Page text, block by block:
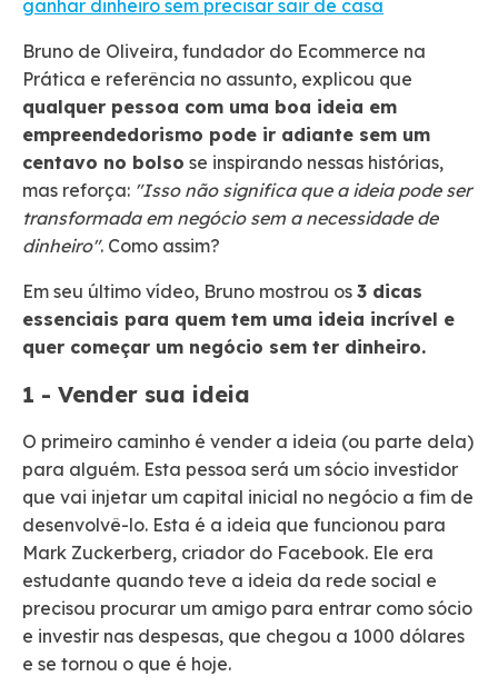
ganhar dinheiro sem precisar sair de casa
Bruno de Oliveira, fundador do Ecommerce na
Prática e referência no assunto, explicou que
qualquer pessoa com uma boa ideia em
empreendedorismo pode ir adiante sem um
centavo no bolso se inspirando nessas histórias,
mas reforça: "Isso não significa que a ideia pode ser
transformada em negócio sem a necessidade de
dinheiro". Como assim?
Em seu último vídeo, Bruno mostrou os 3 dicas
essenciais para quem tem uma ideia incrível e
quer começar um negócio sem ter dinheiro.
1 - Vender sua ideia
O primeiro caminho é vender a ideia (ou parte dela)
para alguém. Esta pessoa será um sócio investidor
que vai injetar um capital inicial no negócio a fim de
desenvolvê-lo. Esta é a ideia que funcionou para
Mark Zuckerberg, criador do Facebook. Ele era
estudante quando teve a ideia da rede social e
precisou procurar um amigo para entrar como sócio
e investir nas despesas, que chegou a 1000 dólares
e se tornou o que é hoje.